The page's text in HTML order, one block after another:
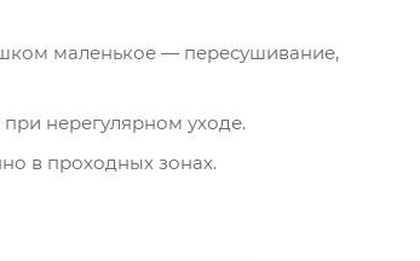
маленькое — пересушивание,
нерегулярном уходе.
в проходных зонах.